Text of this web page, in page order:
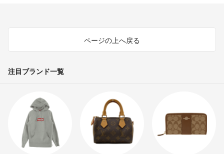
ページの上へ戻る
注目ブランド一覧